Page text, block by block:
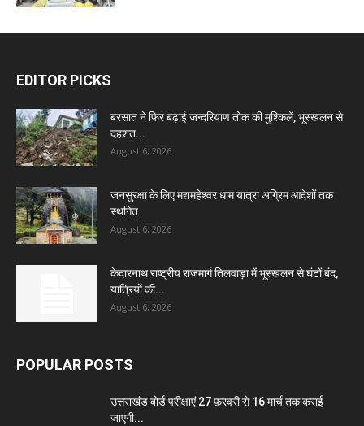
EDITOR PICKS
बरसात ने फिर बढ़ाई जन्दरियाण तोक की मुश्किलें, भूस्खलन से
दहशत...
August 6, 2026
जनसुरक्षा के लिए मद्यमहेश्वर धाम यात्रा अग्रिम आदेशों तक
स्थगित
August 6, 2026
केदारनाथ राष्ट्रीय राजमार्ग तिलवाड़ा में भूस्खलन से घंटों बंद,
यात्रियों की...
August 6, 2026
POPULAR POSTS
उत्तराखंड बोर्ड परीक्षाएं 27 फ़रवरी से 16 मार्च तक कराई
जाएगी...